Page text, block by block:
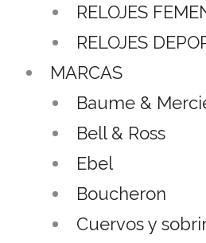
RELOJES
RELOJES
MARCAS
Baume &
Bell & Ross
Ebel
Boucheron
Cuervos y